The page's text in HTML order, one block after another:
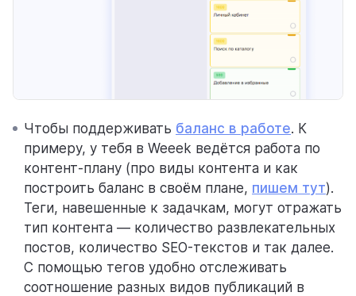
Чтобы поддерживать баланс в работе. К
примеру, у тебя в Weeek ведётся работа по
контент-плану (про виды контента и как
построить баланс в своём плане, пишем тут).
Теги, навешенные к задачкам, могут отражать
тип контента — количество развлекательных
постов, количество SEO-текстов и так далее.
С помощью тегов удобно отслеживать
соотношение разных видов публикаций в